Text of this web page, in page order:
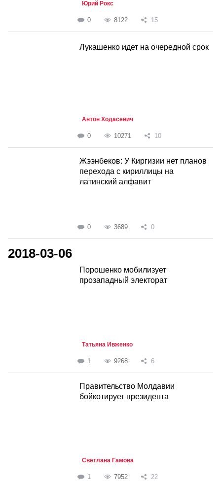
Юрий Рокс
0 8122 15
Лукашенко идет на очередной срок
Антон Ходасевич
0 10271 10
Жээнбеков: У Киргизии нет планов
перехода с кириллицы на
латинский алфавит
0 3689 0
2018-03-06
Порошенко мобилизует
прозападный электорат
Татьяна Ивженко
1 9268 6
Правительство Молдавии
бойкотирует президента
Светлана Гамова
1 7952 22